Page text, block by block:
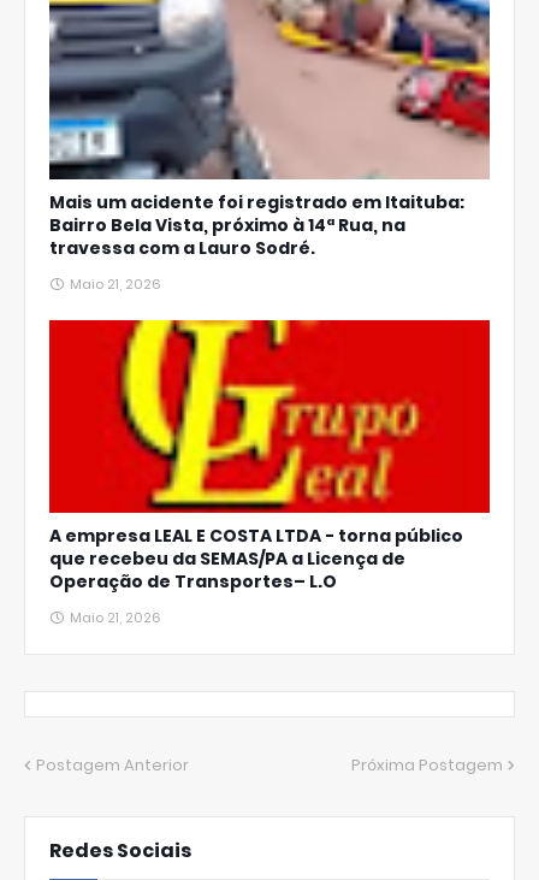
Mais um acidente foi registrado em Itaituba:
Bairro Bela Vista, próximo à 14ª Rua, na
travessa com a Lauro Sodré.
Maio 21, 2026
A empresa LEAL E COSTA LTDA - torna público
que recebeu da SEMAS/PA a Licença de
Operação de Transportes– L.O
Maio 21, 2026
Postagem Anterior Próxima Postagem
Redes Sociais